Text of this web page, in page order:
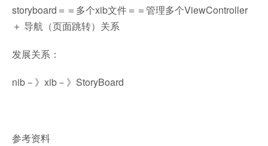
storyboard＝＝多个xib文件＝＝管理多个ViewController
＋ 导航（页面跳转）关系
发展关系：
nib－》xib－》StoryBoard
参考资料